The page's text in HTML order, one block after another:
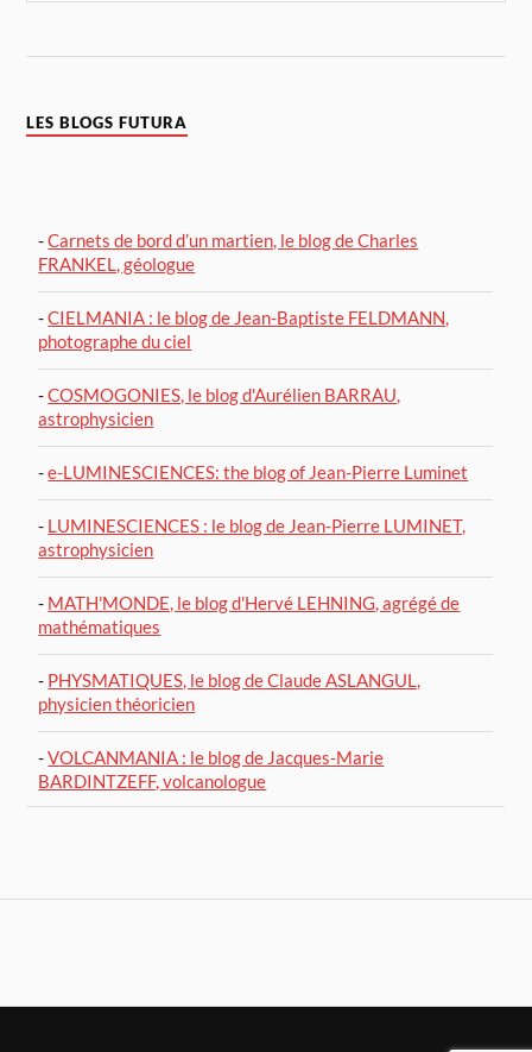
LES BLOGS FUTURA
-Carnets de bord d’un martien, le blog de Charles
FRANKEL, géologue
-CIELMANIA : le blog de Jean-Baptiste FELDMANN,
photographe du ciel
-COSMOGONIES, le blog d'Aurélien BARRAU,
astrophysicien
-e-LUMINESCIENCES: the blog of Jean-Pierre Luminet
- LUMINESCIENCES : le blog de Jean-Pierre LUMINET,
astrophysicien
- MATH'MONDE, le blog d'Hervé LEHNING, agrégé de
mathématiques
- PHYSMATIQUES, le blog de Claude ASLANGUL,
physicien théoricien
-VOLCANMANIA : le blog de Jacques-Marie
BARDINTZEFF, volcanologue